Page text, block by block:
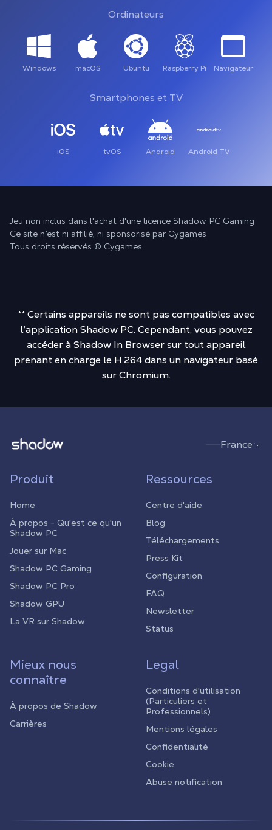
Ordinateurs
Windows macOS Ubuntu Raspberry Pi Navigateur
Smartphones et TV
iOS tvOS Android Android TV
Jeu non inclus dans l'achat d'une licence Shadow PC Gaming
Ce site n’est ni affilié, ni sponsorisé par Cygames
Tous droits réservés © Cygames
** Certains appareils ne sont pas compatibles avec
l’application Shadow PC. Cependant, vous pouvez
accéder à Shadow In Browser sur tout appareil
prenant en charge le H.264 dans un navigateur basé
sur Chromium.
Shadow.tech France
Produit
Home
À propos - Qu'est ce qu'un
Shadow PC
Jouer sur Mac
Shadow PC Gaming
Shadow PC Pro
Shadow GPU
La VR sur Shadow
Ressources
Centre d'aide
Blog
Téléchargements
Press Kit
Configuration
FAQ
Newsletter
Status
Mieux nous
connaître
À propos de Shadow
Carrières
Legal
Conditions d'utilisation
(Particuliers et
Professionnels)
Mentions légales
Confidentialité
Cookie
Abuse notification